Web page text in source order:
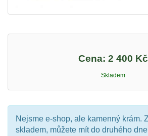
Cena: 2 400 Kč
Skladem
Nejsme e-shop, ale kamenný krám.
skladem, můžete mít do druhého